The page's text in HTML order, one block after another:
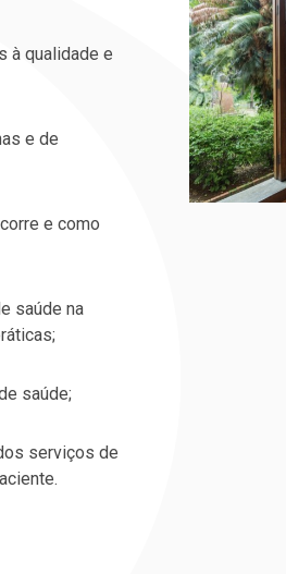
à qualidade e
e de
e como
saúde na
saúde;
serviços de